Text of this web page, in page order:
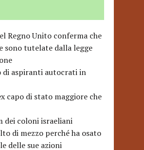
Regno Unito conferma che
sono tutelate dalla legge
di aspiranti autocrati in
capo di stato maggiore che
dei coloni israeliani
di mezzo perché ha osato
delle sue azioni